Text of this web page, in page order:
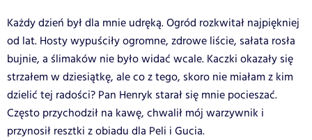
Każdy dzień był dla mnie udręką. Ogród rozkwitał najpiękniej
od lat. Hosty wypuściły ogromne, zdrowe liście, sałata rosła
bujnie, a ślimaków nie było widać wcale. Kaczki okazały się
strzałem w dziesiątkę, ale co z tego, skoro nie miałam z kim
dzielić tej radości? Pan Henryk starał się mnie pocieszać.
Często przychodził na kawę, chwalił mój warzywnik i
przynosił resztki z obiadu dla Peli i Gucia.